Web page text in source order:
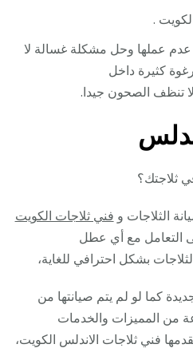
.
عدم عملها وحل مشكلة غسالة لا
كثيرة داخل
تنظف الصحون جيدا.
ثلاجتك؟
الثلاجات و فني ثلاجات الكويت
التعامل مع أي عطل
بشكل احترافي للغاية،
كما لو لم يتم صيانتها من
من المميزات والخدمات
فني ثلاجات الاندلس الكويت،